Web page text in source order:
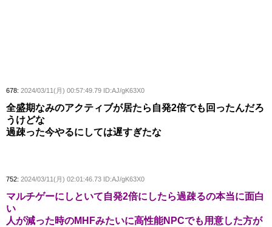
678: 2024/03/11(月) 00:57:49.79 ID:AJ/gK63X0
全盛期なみのアクティブが居たら自発2倍でも回ったんだろ
うけどな
過疎った今やるにしては遅すぎたな
752: 2024/03/11(月) 02:01:46.73 ID:AJ/gK63X0
マルチゲーにしといて自発2倍にしたら過疎るの本当に面白
い
人が減った時のMHFみたいに高性能NPCでも用意した方が